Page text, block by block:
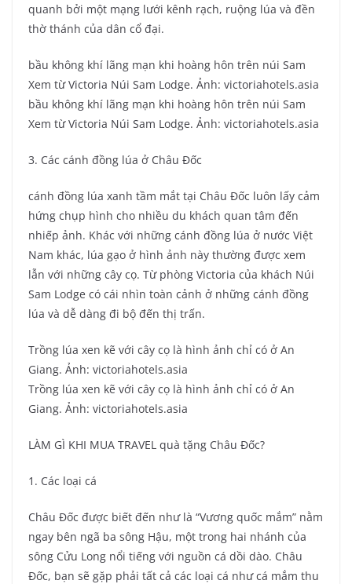
quanh bởi một mạng lưới kênh rạch, ruộng lúa và đền
thờ thánh của dân cổ đại.
bầu không khí lãng mạn khi hoàng hôn trên núi Sam
Xem từ Victoria Núi Sam Lodge. Ảnh: victoriahotels.asia
bầu không khí lãng mạn khi hoàng hôn trên núi Sam
Xem từ Victoria Núi Sam Lodge. Ảnh: victoriahotels.asia
3. Các cánh đồng lúa ở Châu Đốc
cánh đồng lúa xanh tầm mắt tại Châu Đốc luôn lấy cảm
hứng chụp hình cho nhiều du khách quan tâm đến
nhiếp ảnh. Khác với những cánh đồng lúa ở nước Việt
Nam khác, lúa gạo ở hình ảnh này thường được xem
lẫn với những cây cọ. Từ phòng Victoria của khách Núi
Sam Lodge có cái nhìn toàn cảnh ở những cánh đồng
lúa và dễ dàng đi bộ đến thị trấn.
Trồng lúa xen kẽ với cây cọ là hình ảnh chỉ có ở An
Giang. Ảnh: victoriahotels.asia
Trồng lúa xen kẽ với cây cọ là hình ảnh chỉ có ở An
Giang. Ảnh: victoriahotels.asia
LÀM GÌ KHI MUA TRAVEL quà tặng Châu Đốc?
1. Các loại cá
Châu Đốc được biết đến như là “Vương quốc mắm” nằm
ngay bên ngã ba sông Hậu, một trong hai nhánh của
sông Cửu Long nổi tiếng với nguồn cá dồi dào. Châu
Đốc, bạn sẽ gặp phải tất cả các loại cá như cá mắm thu